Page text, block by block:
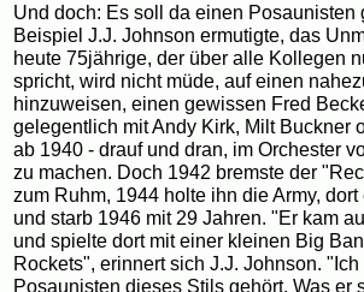
Und doch: Es soll da einen Posaunisten
Beispiel J.J. Johnson ermutigte, das
heute 75jährige, der über alle Kollegen
spricht, wird nicht müde, auf einen
hinzuweisen, einen gewissen Fred
gelegentlich mit Andy Kirk, Milt Buckner
ab 1940 - drauf und dran, im Orchester
zu machen. Doch 1942 bremste der
zum Ruhm, 1944 holte ihn die Army,
und starb 1946 mit 29 Jahren. "Er kam
und spielte dort mit einer kleinen Big
Rockets", erinnert sich J.J. Johnson.
Posaunisten dieses Stils gehört. Was er